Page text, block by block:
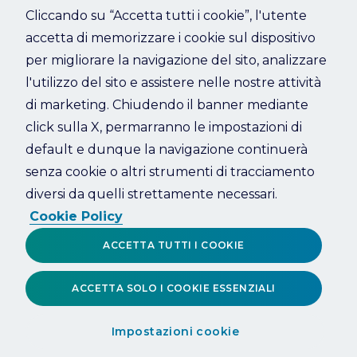
Refresh
Cliccando su “Accetta tutti i cookie”, l'utente
accetta di memorizzare i cookie sul dispositivo
per migliorare la navigazione del sito, analizzare
l'utilizzo del sito e assistere nelle nostre attività
di marketing. Chiudendo il banner mediante
click sulla X, permarranno le impostazioni di
default e dunque la navigazione continuerà
senza cookie o altri strumenti di tracciamento
diversi da quelli strettamente necessari.
Cookie Policy
Impostazioni cookie
ACCETTA SOLO I COOKIE ESSENZIALI
ACCETTA TUTTI I COOKIE